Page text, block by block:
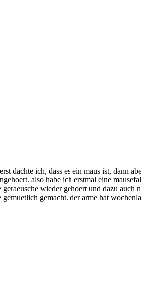
dachte ich, dass es ein maus ist, dann
also habe ich erstmal eine
wieder gehoert und dazu auch
gemacht. der arme hat